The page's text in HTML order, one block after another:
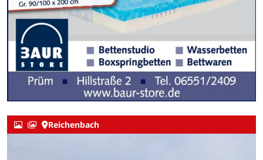
Reichenbach